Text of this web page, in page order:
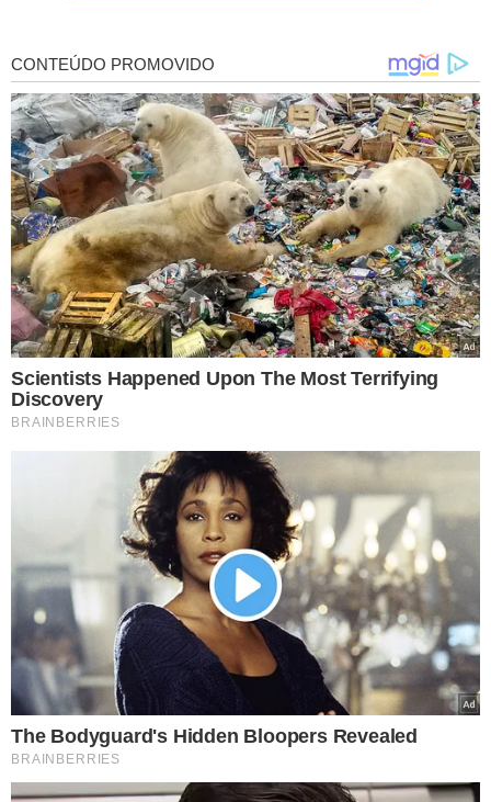
MAIS OPORTUNIDADES!
Rafael Fonteles anuncia
nomeações e concursos
públicos para diversas áreas
DIA DO SERVIDOR PÚBLICO
Confira a lista de concursos
públicos com inscrições
abertas no Brasil
ÓTIMA OPORTUNIDADE!
INPE abre dois concursos
públicos com salário de até
R$ 12,6 mil; editais!
MAIS OPORTUNIDADES!
Concursos públicos têm mais
de 10 mil vagas e salários de
até R$ 34 mil